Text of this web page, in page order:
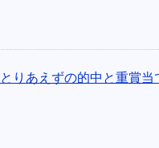
とりあえずの的中と重賞当